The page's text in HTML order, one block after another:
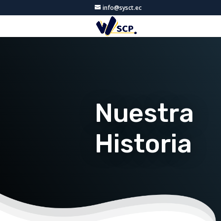
info@sysct.ec
Nuestra
Historia